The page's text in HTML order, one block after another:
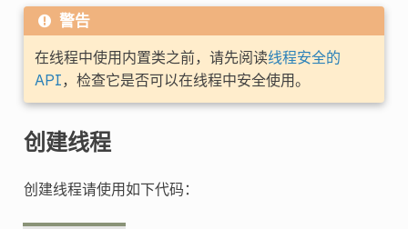
警告
在线程中使用内置类之前，请先阅读线程安全的
API，检查它是否可以在线程中安全使用。
创建线程
创建线程请使用如下代码：